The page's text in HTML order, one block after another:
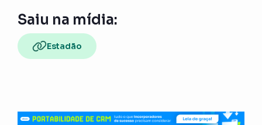
Saiu na mídia:
Estadão